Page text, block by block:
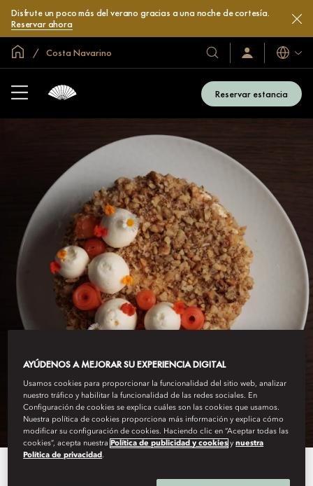
Disfrute un poco más del verano gracias a una noche de cortesía.
Reservar ahora
Inicio Costa Navarino
Nuestros
hoteles
y
resorts
Iniciar
sesión
ahora
Idiomas
Reservar estancia
AYÚDENOS A MEJORAR SU EXPERIENCIA DIGITAL
Usamos cookies para proporcionar la funcionalidad del sitio web, analizar
nuestro tráfico y habilitar la funcionalidad de las redes sociales. En
Configuración de cookies se explica cuáles son las cookies que usamos.
Nuestra política de cookies proporciona más información y explica cómo
modificar su configuración de cookies. Haciendo clic en “Aceptar todas las
cookies”, acepta nuestra Política de publicidad y cookies ynuestra
Política de privacidad .